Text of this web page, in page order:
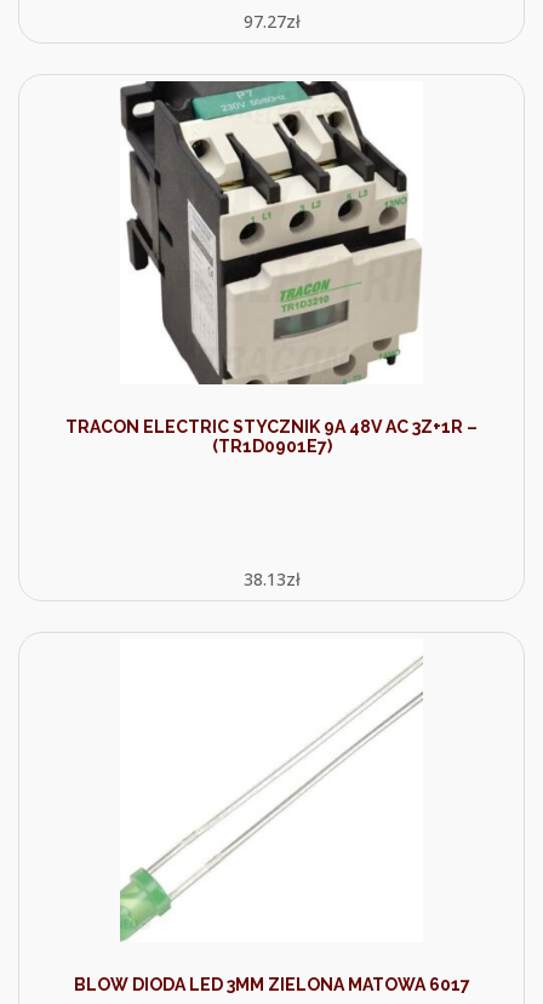
97.27zł
TRACON ELECTRIC STYCZNIK 9A 48V AC 3Z+1R –
(TR1D0901E7)
38.13zł
BLOW DIODA LED 3MM ZIELONA MATOWA 6017